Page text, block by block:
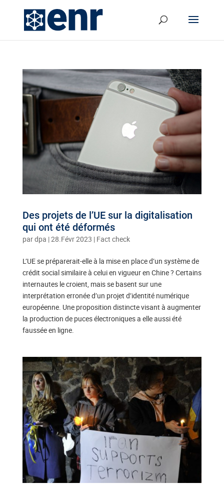
Des projets de l’UE sur la digitalisation
qui ont été déformés
pardpa |28.Févr 2023 | Fact check
L’UE se préparerait-elle à la mise en place d’un système de
crédit social similaire à celui en vigueur en Chine ? Certains
internautes le croient, mais se basent sur une
interprétation erronée d’un projet d’identité numérique
européenne. Une proposition distincte visant à augmenter
la production de puces électroniques a elle aussi été
faussée en ligne.